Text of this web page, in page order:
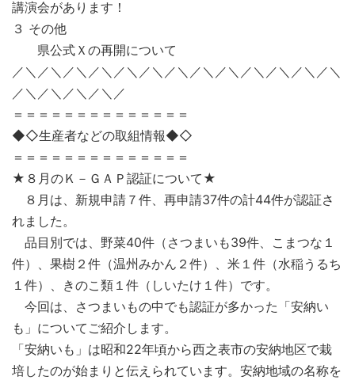
講演会があります！
３ その他
県公式Ｘの再開について
／＼／＼／＼／＼／＼／＼／＼／＼／＼／＼／＼／＼／＼
／＼／＼／＼／＼／
＝＝＝＝＝＝＝＝＝＝＝＝＝＝
◆◇生産者などの取組情報◆◇
＝＝＝＝＝＝＝＝＝＝＝＝＝＝
★８月のＫ－ＧＡＰ認証について★
８月は、新規申請７件、再申請37件の計44件が認証さ
れました。
品目別では、野菜40件（さつまいも39件、こまつな１
件）、果樹２件（温州みかん２件）、米１件（水稲うるち
１件）、きのこ類１件（しいたけ１件）です。
今回は、さつまいもの中でも認証が多かった「安納い
も」についてご紹介します。
「安納いも」は昭和22年頃から西之表市の安納地区で栽
培したのが始まりと伝えられています。安納地域の名称を